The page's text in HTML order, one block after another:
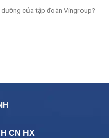
của tập đoàn Vingroup?
CN HX